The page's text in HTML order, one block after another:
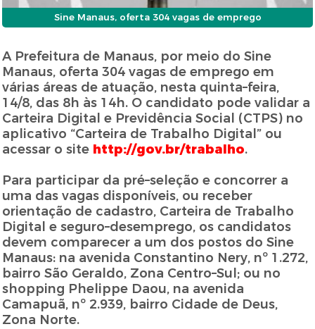
Sine Manaus, oferta 304 vagas de emprego
A Prefeitura de Manaus, por meio do Sine
Manaus, oferta 304 vagas de emprego em
várias áreas de atuação, nesta quinta–feira,
14/8, das 8h às 14h. O candidato pode validar a
Carteira Digital e Previdência Social (CTPS) no
aplicativo “Carteira de Trabalho Digital” ou
acessar o site http://gov.br/trabalho.
Para participar da pré–seleção e concorrer a
uma das vagas disponíveis, ou receber
orientação de cadastro, Carteira de Trabalho
Digital e seguro–desemprego, os candidatos
devem comparecer a um dos postos do Sine
Manaus: na avenida Constantino Nery, nº 1.272,
bairro São Geraldo, Zona Centro–Sul; ou no
shopping Phelippe Daou, na avenida
Camapuã, nº 2.939, bairro Cidade de Deus,
Zona Norte.